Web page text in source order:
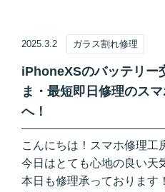
2025.3.2 ガラス割れ修理
iPhoneXSのバッテリー
ま・最短即日修理のス
へ！
こんにちは！スマホ修理工
今日はとても心地の良い天
本日も修理承っております！